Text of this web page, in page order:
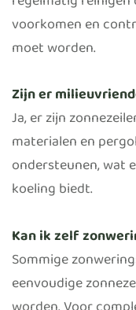
voorkomen en
moet worden.
Zijn er
Ja, er zijn
materialen en
ondersteunen, wat
koeling biedt.
Kan ik zelf
Sommige
eenvoudige